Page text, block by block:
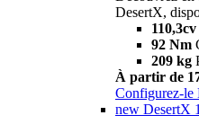
DesertX,
110,3cv
92 Nm
209 kg
À partir de
Configurez-le
new DesertX